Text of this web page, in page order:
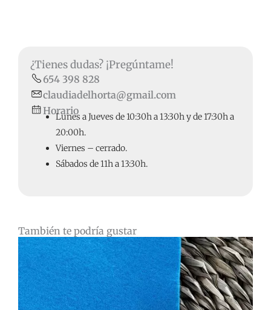
¿Tienes dudas? ¡Pregúntame!
654 398 828
claudiadelhorta@gmail.com
Horario
Lunes a Jueves de 10:30h a 13:30h y de 17:30h a
20:00h.
Viernes – cerrado.
Sábados de 11h a 13:30h.
También te podría gustar